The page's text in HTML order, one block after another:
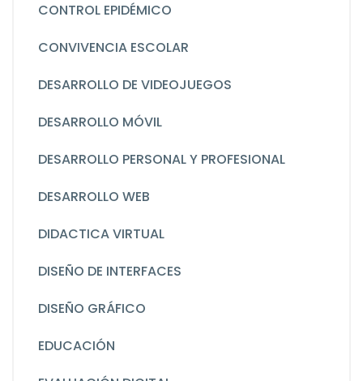
CONTROL EPIDÉMICO
CONVIVENCIA ESCOLAR
DESARROLLO DE VIDEOJUEGOS
DESARROLLO MÓVIL
DESARROLLO PERSONAL Y PROFESIONAL
DESARROLLO WEB
DIDACTICA VIRTUAL
DISEÑO DE INTERFACES
DISEÑO GRÁFICO
EDUCACIÓN